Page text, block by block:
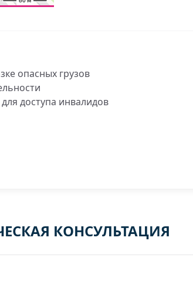
опасных грузов
доступа инвалидов
КОНСУЛЬТАЦИЯ